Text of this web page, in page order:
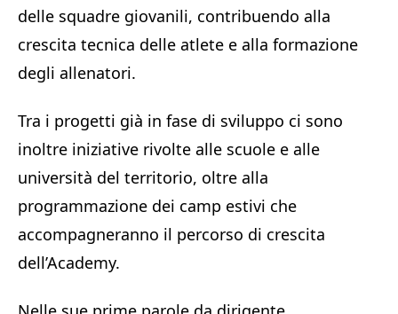
delle squadre giovanili, contribuendo alla
crescita tecnica delle atlete e alla formazione
degli allenatori.
Tra i progetti già in fase di sviluppo ci sono
inoltre iniziative rivolte alle scuole e alle
università del territorio, oltre alla
programmazione dei camp estivi che
accompagneranno il percorso di crescita
dell’Academy.